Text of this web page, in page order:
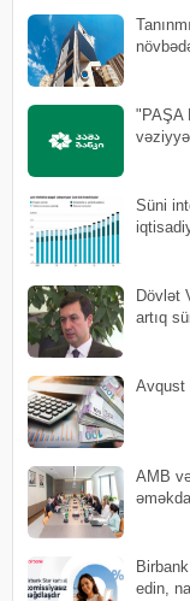
"PAŞA
Süni
Dövlət
artıq
Avqust
AMB
edin,